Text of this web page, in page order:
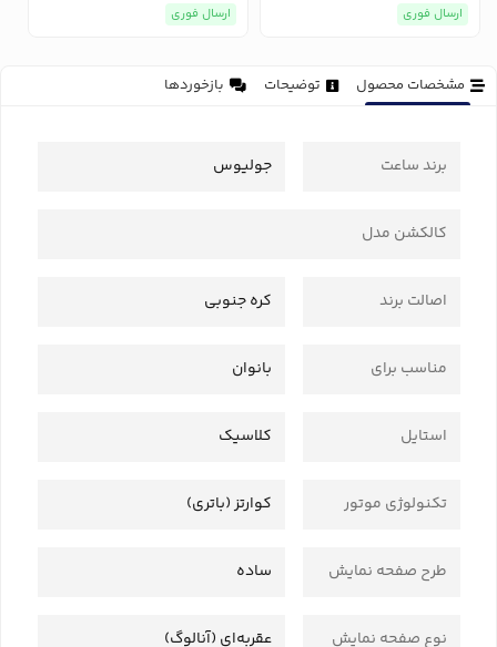
ارسال فوری ارسال فوری
مشخصات محصول توضیحات بازخوردها
برند ساعت جولیوس
کالکشن مدل
اصالت برند کره جنوبی
مناسب برای بانوان
استایل کلاسیک
تکنولوژی موتور کوارتز (باتری)
طرح صفحه نمایش ساده
نوع صفحه نمایش عقربه‌ای (آنالوگ)